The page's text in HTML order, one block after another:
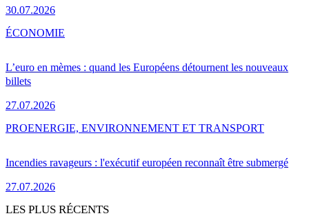
30.07.2026
L’euro en mèmes : quand les Européens détournent les nouveaux
billets
27.07.2026
ÉCONOMIE
Incendies ravageurs : l'exécutif européen reconnaît être submergé
27.07.2026
PROENERGIE, ENVIRONNEMENT ET TRANSPORT
LES PLUS RÉCENTS